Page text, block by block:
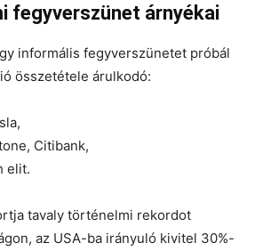
fegyverszünet árnyékai
informális fegyverszünetet próbál
összetétele árulkodó:
Citibank,
elit.
tavaly történelmi rekordot
, az USA-ba irányuló kivitel 30%-